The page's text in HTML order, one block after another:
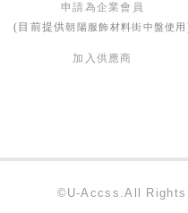
申請為企業會員
(目前提供朝陽服飾材料街中盤使用
加入供應商
©U-Accss.All Rights